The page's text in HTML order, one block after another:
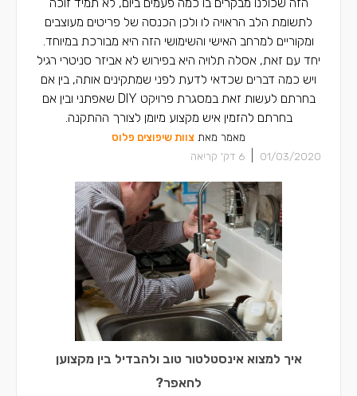
לתשומת הלב הראויה לו ולכן הכנסה של פריטים מעוצבים
ומקוריים למרחב האישי והשימושי הזה היא מבורכת במיוחד.
יחד עם זאת, אסלה תלויה היא בפירוש לא אביזר סניטרי רגיל
ויש כמה דברים שכדאי לדעת לפני שמתקינים אותה, בין אם
בחרתם לעשות זאת במסגרת פרויקט DIY שאפתני ובין אם
בחרתם להזמין איש מקצוע מיומן לצורך ההתקנה.
מאמר מאת צוות שיפוצים פלוס
01/03/2020
6 דק' קריאה
איך למצוא אינסטלטור טוב ולהבדיל בין מקצוען
לחאפר?